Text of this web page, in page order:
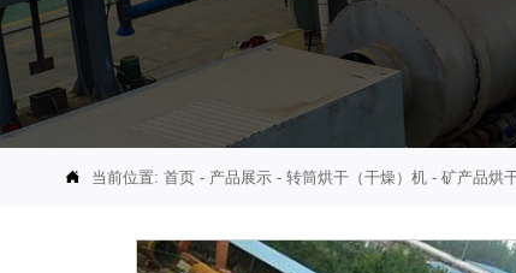
 当前位置:首页 - 产品展示 -转筒烘干（干燥）机 -矿产品烘